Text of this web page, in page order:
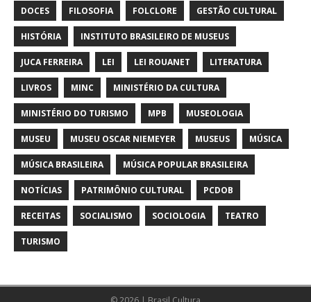
DOCES FILOSOFIA FOLCLORE GESTÃO CULTURAL
HISTÓRIA INSTITUTO BRASILEIRO DE MUSEUS
JUCA FERREIRA LEI LEI ROUANET LITERATURA
LIVROS MINC MINISTÉRIO DA CULTURA
MINISTÉRIO DO TURISMO MPB MUSEOLOGIA
MUSEU MUSEU OSCAR NIEMEYER MUSEUS MÚSICA
MÚSICA BRASILEIRA MÚSICA POPULAR BRASILEIRA
NOTÍCIAS PATRIMÔNIO CULTURAL PCDOB
RECEITAS SOCIALISMO SOCIOLOGIA TEATRO
TURISMO